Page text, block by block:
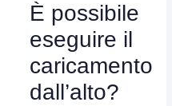
È possibile
eseguire il
caricamento
dall’alto?